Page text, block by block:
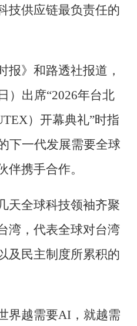
技供应链最负责任的
报》和路透社报道，
）出席“2026年台北
）开幕典礼”时指
下一代发展需要全球
伴携手合作。
天全球科技领袖齐聚
湾，代表全球对台湾
及民主制度所累积的
界越需要AI，就越需